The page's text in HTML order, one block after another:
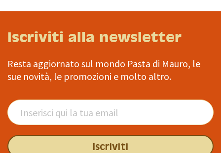
Iscriviti alla newsletter
Resta aggiornato sul mondo Pasta di Mauro, le
sue novità, le promozioni e molto altro.
Iscriviti